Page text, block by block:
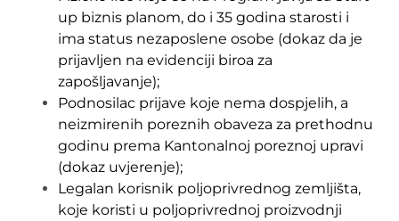
up biznis planom, do i 35 godina starosti i
ima status nezaposlene osobe (dokaz da je
prijavljen na evidenciji biroa za
zapošljavanje);
Podnosilac prijave koje nema dospjelih, a
neizmirenih poreznih obaveza za prethodnu
godinu prema Kantonalnoj poreznoj upravi
(dokaz uvjerenje);
Legalan korisnik poljoprivrednog zemljišta,
koje koristi u poljoprivrednoj proizvodnji